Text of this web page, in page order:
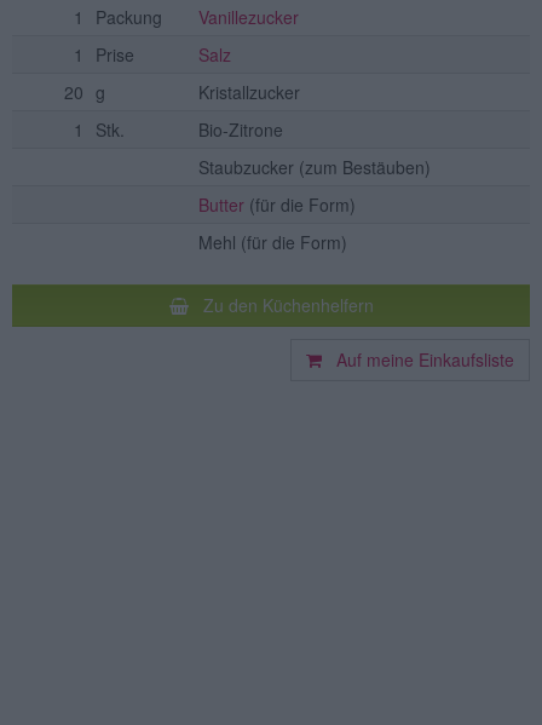
1
Packung
Vanillezucker
1
Prise
Salz
20 g
Kristallzucker
1
Stk.
Bio-Zitrone
Staubzucker (zum Bestäuben)
Butter (für die Form)
Mehl (für die Form)
Zu den Küchenhelfern
Auf meine Einkaufsliste